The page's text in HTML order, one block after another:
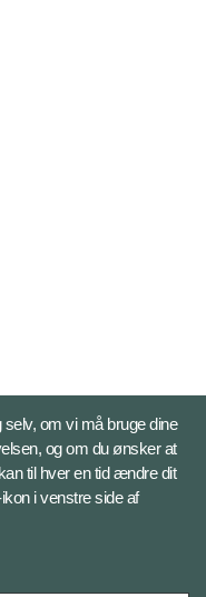
om vi må bruge dine
og om du ønsker at
til hver en tid ændre dit
i venstre side af